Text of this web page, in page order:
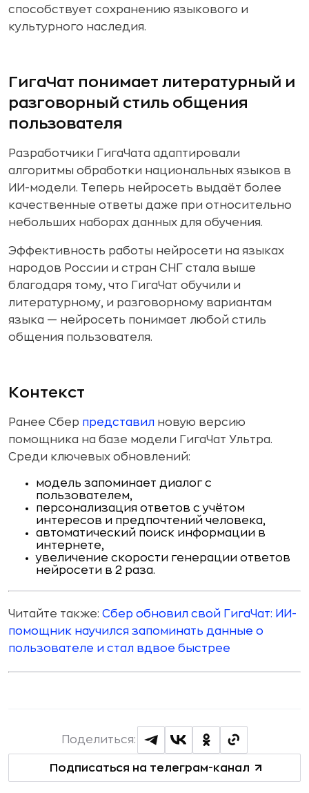
способствует сохранению языкового и
культурного наследия.
ГигаЧат понимает литературный и
разговорный стиль общения
пользователя
Разработчики ГигаЧата адаптировали
алгоритмы обработки национальных языков в
ИИ-модели. Теперь нейросеть выдаёт более
качественные ответы даже при относительно
небольших наборах данных для обучения.
Эффективность работы нейросети на языках
народов России и стран СНГ стала выше
благодаря тому, что ГигаЧат обучили и
литературному, и разговорному вариантам
языка — нейросеть понимает любой стиль
общения пользователя.
Контекст
Ранее Сбер представил новую версию
помощника на базе модели ГигаЧат Ультра.
Среди ключевых обновлений:
модель запоминает диалог с
пользователем,
персонализация ответов с учётом
интересов и предпочтений человека,
автоматический поиск информации в
интернете,
увеличение скорости генерации ответов
нейросети в 2 раза.
Читайте также: Сбер обновил свой ГигаЧат: ИИ-
помощник научился запоминать данные о
пользователе и стал вдвое быстрее
Подписаться на телеграм-канал
Поделиться: